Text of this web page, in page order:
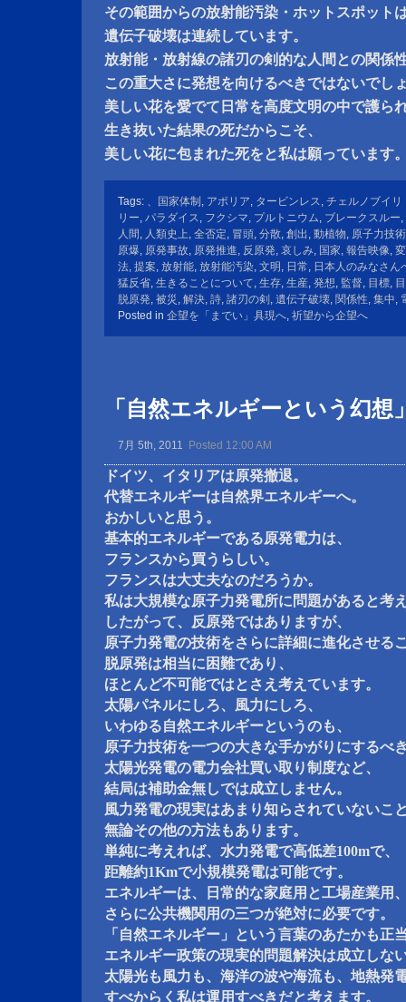
その範囲からの放射能汚染・ホットスポット
遺伝子破壊は連続しています。
放射能・放射線の諸刃の剣的な人間との関係
この重大さに発想を向けるべきではないでし
美しい花を愛でて日常を高度文明の中で護ら
生き抜いた結果の死だからこそ、
美しい花に包まれた死をと私は願っています
Tags: 、国家体制 , アポリア, タービンレス, チェルノブイリ
リー, パラダイス, フクシマ, プルトニウム, ブレークスルー,
人間 , 人類史上, 全否定, 冒頭, 分散, 創出 , 動植物, 原子力技術
原爆, 原発事故, 原発推進, 反原発, 哀しみ, 国家, 報告映像,
法, 提案, 放射能, 放射能汚染, 文明 , 日常, 日本人のみなさん
猛反省, 生きることについて, 生存, 生産, 発想, 監督, 目標,
脱原発, 被災 , 解決, 詩, 諸刃の剣 , 遺伝子破壊, 関係性, 集中,
Posted in 企望を「までい」具現へ, 祈望から企望へ
「自然エネルギーという幻想
7月 5th, 2011 Posted 12:00 AM
ドイツ、イタリアは原発撤退。
代替エネルギーは自然界エネルギーへ。
おかしいと思う。
基本的エネルギーである原発電力は、
フランスから買うらしい。
フランスは大丈夫なのだろうか。
私は大規模な原子力発電所に問題があると考
したがって、反原発ではありますが、
原子力発電の技術をさらに詳細に進化させる
脱原発は相当に困難であり、
ほとんど不可能ではとさえ考えています。
太陽パネルにしろ、風力にしろ、
いわゆる自然エネルギーというのも、
原子力技術を一つの大きな手かがりにするべ
太陽光発電の電力会社買い取り制度など、
結局は補助金無しでは成立しません。
風力発電の現実はあまり知らされていないこ
無論その他の方法もあります。
単純に考えれば、水力発電で高低差100mで、
距離約1Kmで小規模発電は可能です。
エネルギーは、日常的な家庭用と工場産業用
さらに公共機関用の三つが絶対に必要です。
「自然エネルギー」という言葉のあたかも正
エネルギー政策の現実的問題解決は成立しな
太陽光も風力も、海洋の波や海流も、地熱発
すべからく私は運用すべきだと考えます。